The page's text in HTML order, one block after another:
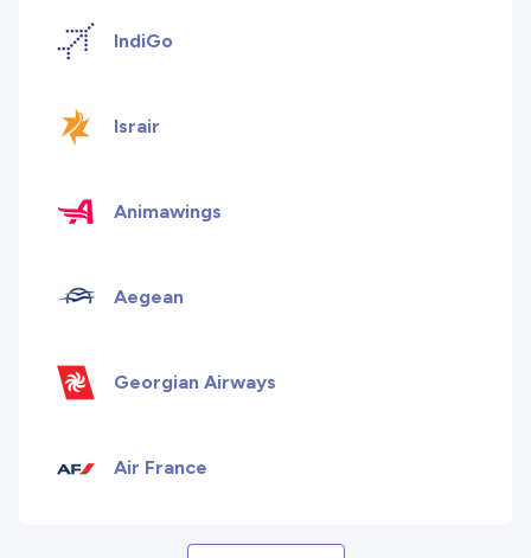
IndiGo
Israir
Animawings
Aegean
Georgian Airways
Air France